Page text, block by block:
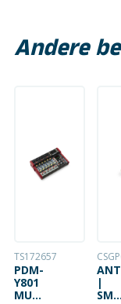
Andere
TS172657
PDM-
Y801
MUSIC
|
SMA